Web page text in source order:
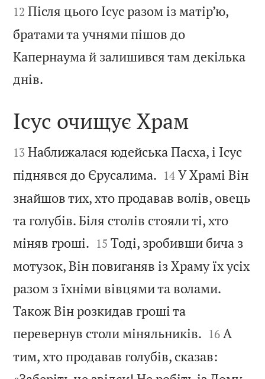
12 Після цього Ісус разом із матір’ю,
братами та учнями пішов до
Капернаума й залишився там декілька
днів.

Ісус очищує Храм

13 Наближалася юдейська Пасха, і Ісус
піднявся до Єрусалима. 

14 У Храмі Він
знайшов тих, хто продавав волів, овець
та голубів. Біля столів стояли ті, хто
міняв гроші. 

15 Тоді, зробивши бича з
мотузок, Він повиганяв із Храму їх усіх
разом з їхніми вівцями та волами.
Також Він розкидав гроші та
перевернув столи міняльників. 

16 А
тим, хто продавав голубів, сказав: